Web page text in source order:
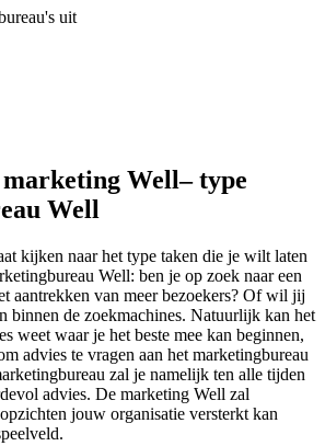
uit
marketing Well– type
Well
kijken naar het type taken die je wilt laten
Well: ben je op zoek naar een
aantrekken van meer bezoekers? Of wil jij
binnen de zoekmachines. Natuurlijk kan het
weet waar je het beste mee kan beginnen,
advies te vragen aan het marketingbureau
zal je namelijk ten alle tijden
advies. De marketing Well zal
jouw organisatie versterkt kan